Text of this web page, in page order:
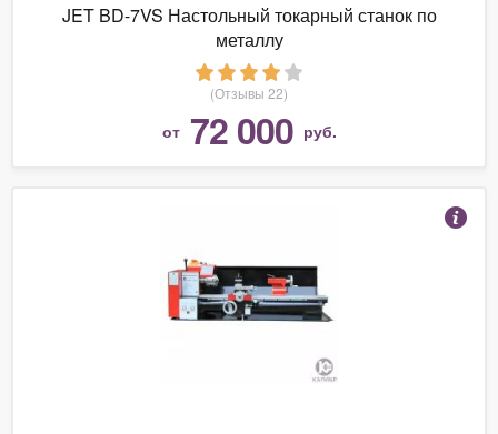
JET BD-7VS Настольный токарный станок по
металлу
(Отзывы 22)
от 72 000 руб.